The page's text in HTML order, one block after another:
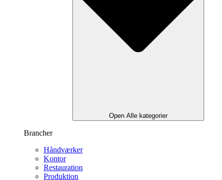
Open Alle kategorier
Brancher
Håndværker
Kontor
Restauration
Produktion